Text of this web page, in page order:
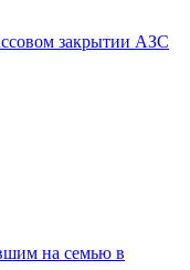
закрытии АЗС
на семью в